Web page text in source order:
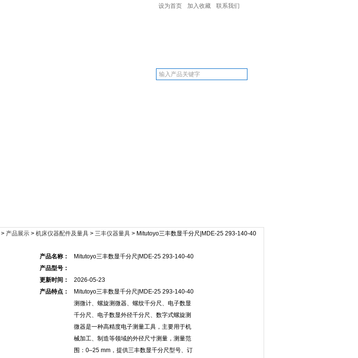
设为首页 加入收藏 联系我们
> 产品展示 > 机床仪器配件及量具 > 三丰仪器量具 > Mitutoyo三丰数显千分尺|MDE-25 293-140-40
产品名称：
Mitutoyo三丰数显千分尺|MDE-25 293-140-40
产品型号：
更新时间：
2026-05-23
产品特点：
Mitutoyo三丰数显千分尺|MDE-25 293-140-40
测微计、螺旋测微器、螺纹千分尺、电子数显
千分尺、电子数显外径千分尺、数字式螺旋测
微器是一种高精度电子测量工具，主要用于机
械加工、制造等领域的外径尺寸测量，测量范
围‌：0–25 mm，提供三丰数显千分尺型号、订